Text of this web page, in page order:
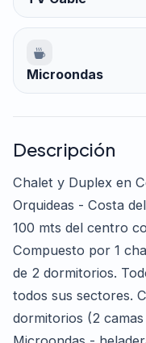
Microondas
Descripción
Chalet y Duplex en
Orquideas - Costa
100 mts del centro
Compuesto por 1
de 2 dormitorios.
todos sus sectores.
dormitorios (2